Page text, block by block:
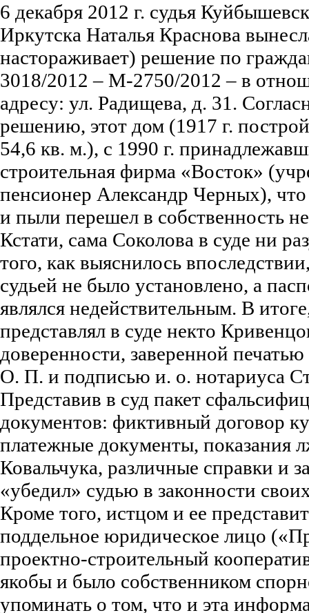
6 декабря 2012 г. судья
Иркутска Наталья Краснова
настораживает) решение по
3018/2012 – М-2750/2012 – в
адресу: ул. Радищева, д. 31.
решению, этот дом (1917 г.
54,6 кв. м.), с 1990 г.
строительная фирма «Восток»
пенсионер Александр Черных),
и пыли перешел в собственность
Кстати, сама Соколова в суде ни
того, как выяснилось
судьей не было установлено, а
являлся недействительным. В
представлял в суде некто
доверенности, заверенной
О. П. и подписью и. о. нотариуса
Представив в суд пакет
документов: фиктивный договор
платежные документы, показания
Ковальчука, различные справки и
«убедил» судью в законности
Кроме того, истцом и ее
поддельное юридическое лицо
проектно-строительный
якобы и было собственником
упоминать о том, что и эта